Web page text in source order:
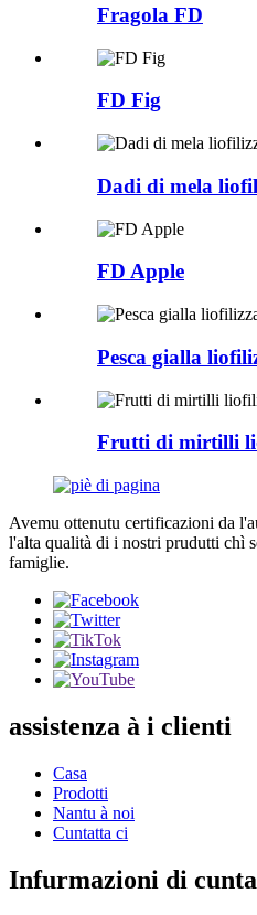
Fragola FD
FD Fig
Dadi di mela
FD Apple
Pesca gialla
Frutti di mirtilli
Avemu ottenutu certificazioni da
l'alta qualità di i nostri prudutti chì
famiglie.
assistenza à i clienti
Casa
Prodotti
Nantu à noi
Cuntatta ci
Infurmazioni di